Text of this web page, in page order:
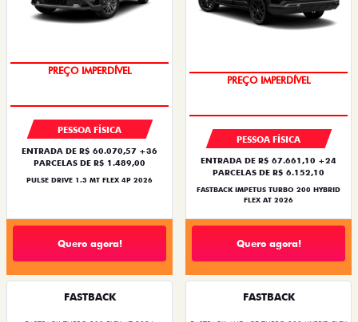
PREÇO IMPERDÍVEL
PESSOA FÍSICA
ENTRADA DE R$ 60.070,57 +36
PARCELAS DE R$ 1.489,00
PULSE DRIVE 1.3 MT FLEX 4P 2026
Quero agora!
PREÇO IMPERDÍVEL
PESSOA FÍSICA
ENTRADA DE R$ 67.661,10 +24
PARCELAS DE R$ 6.152,10
FASTBACK IMPETUS TURBO 200 HYBRID
FLEX AT 2026
Quero agora!
FASTBACK FASTBACK